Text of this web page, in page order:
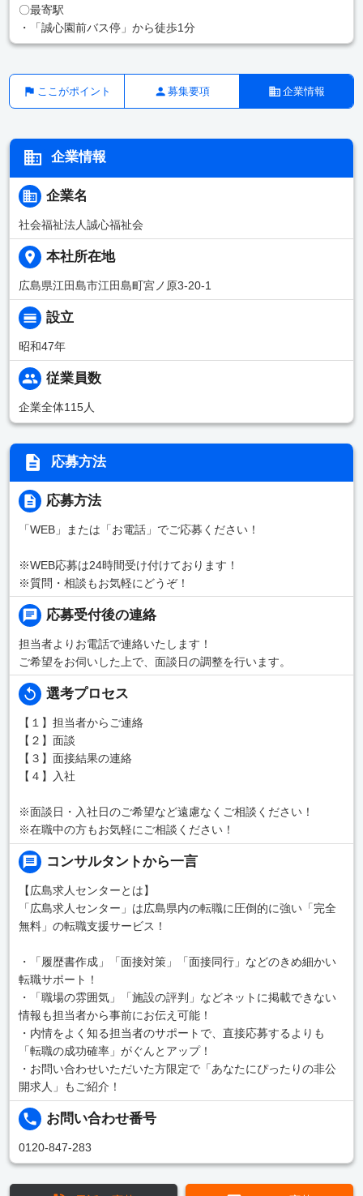
〇最寄駅
・「誠心園前バス停」から徒歩1分
ここがポイント 募集要項 企業情報
企業情報
企業名
社会福祉法人誠心福祉会
本社所在地
広島県江田島市江田島町宮ノ原3-20-1
設立
昭和47年
従業員数
企業全体115人
応募方法
応募方法
「WEB」または「お電話」でご応募ください！
※WEB応募は24時間受け付けております！
※質問・相談もお気軽にどうぞ！
応募受付後の連絡
担当者よりお電話で連絡いたします！
ご希望をお伺いした上で、面談日の調整を行います。
選考プロセス
【１】担当者からご連絡
【２】面談
【３】面接結果の連絡
【４】入社
※面談日・入社日のご希望など遠慮なくご相談ください！
※在職中の方もお気軽にご相談ください！
コンサルタントから一言
【広島求人センターとは】
「広島求人センター」は広島県内の転職に圧倒的に強い「完全
無料」の転職支援サービス！
・「履歴書作成」「面接対策」「面接同行」などのきめ細かい
転職サポート！
・「職場の雰囲気」「施設の評判」などネットに掲載できない
情報も担当者から事前にお伝え可能！
・内情をよく知る担当者のサポートで、直接応募するよりも
「転職の成功確率」がぐんとアップ！
・お問い合わせいただいた方限定で「あなたにぴったりの非公
開求人」もご紹介！
お問い合わせ番号
0120-847-283